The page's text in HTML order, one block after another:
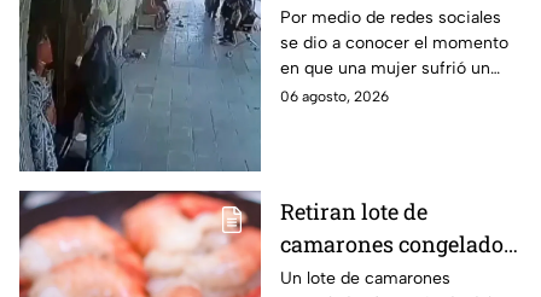
los pocos segundos de
haber salido del
hospital
Por medio de redes sociales
se dio a conocer el momento
en que una mujer sufrió un
fuerte accidente a los pocos
06 agosto, 2026
Retiran lote de
camarones congelados
por riesgo sanitario;
Un lote de camarones